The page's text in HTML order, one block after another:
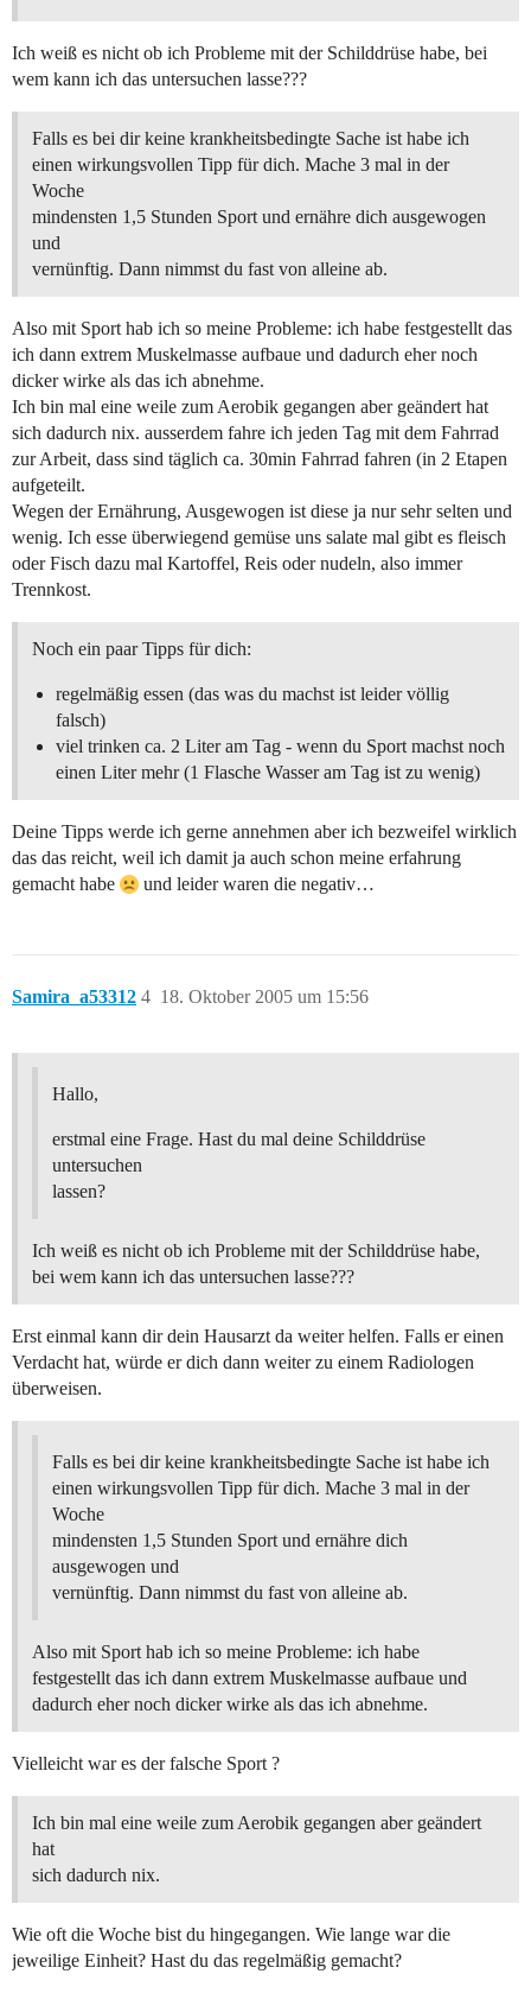
Ich weiß es nicht ob ich Probleme mit der Schilddrüse habe, bei
wem kann ich das untersuchen lasse???
Falls es bei dir keine krankheitsbedingte Sache ist habe ich
einen wirkungsvollen Tipp für dich. Mache 3 mal in der
Woche
mindensten 1,5 Stunden Sport und ernähre dich ausgewogen
und
vernünftig. Dann nimmst du fast von alleine ab.
Also mit Sport hab ich so meine Probleme: ich habe festgestellt das
ich dann extrem Muskelmasse aufbaue und dadurch eher noch
dicker wirke als das ich abnehme.
Ich bin mal eine weile zum Aerobik gegangen aber geändert hat
sich dadurch nix. ausserdem fahre ich jeden Tag mit dem Fahrrad
zur Arbeit, dass sind täglich ca. 30min Fahrrad fahren (in 2 Etapen
aufgeteilt.
Wegen der Ernährung, Ausgewogen ist diese ja nur sehr selten und
wenig. Ich esse überwiegend gemüse uns salate mal gibt es fleisch
oder Fisch dazu mal Kartoffel, Reis oder nudeln, also immer
Trennkost.
Noch ein paar Tipps für dich:
regelmäßig essen (das was du machst ist leider völlig
falsch)
viel trinken ca. 2 Liter am Tag - wenn du Sport machst noch
einen Liter mehr (1 Flasche Wasser am Tag ist zu wenig)
Deine Tipps werde ich gerne annehmen aber ich bezweifel wirklich
das das reicht, weil ich damit ja auch schon meine erfahrung
gemacht habe
und leider waren die negativ…
Samira_a53312 18. Oktober 2005 um 15:56
4
Hallo,
erstmal eine Frage. Hast du mal deine Schilddrüse
untersuchen
lassen?
Ich weiß es nicht ob ich Probleme mit der Schilddrüse habe,
bei wem kann ich das untersuchen lasse???
Erst einmal kann dir dein Hausarzt da weiter helfen. Falls er einen
Verdacht hat, würde er dich dann weiter zu einem Radiologen
überweisen.
Falls es bei dir keine krankheitsbedingte Sache ist habe ich
einen wirkungsvollen Tipp für dich. Mache 3 mal in der
Woche
mindensten 1,5 Stunden Sport und ernähre dich
ausgewogen und
vernünftig. Dann nimmst du fast von alleine ab.
Also mit Sport hab ich so meine Probleme: ich habe
festgestellt das ich dann extrem Muskelmasse aufbaue und
dadurch eher noch dicker wirke als das ich abnehme.
Vielleicht war es der falsche Sport ?
Ich bin mal eine weile zum Aerobik gegangen aber geändert
hat
sich dadurch nix.
Wie oft die Woche bist du hingegangen. Wie lange war die
jeweilige Einheit? Hast du das regelmäßig gemacht?